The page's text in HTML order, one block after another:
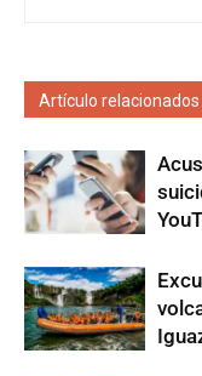
Artículo relacionados